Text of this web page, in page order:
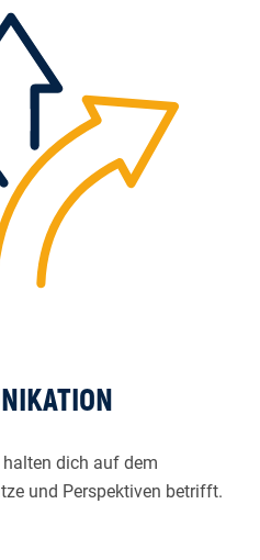
dich auf dem
und Perspektiven betrifft.